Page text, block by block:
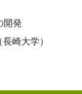
開発
崎大学）